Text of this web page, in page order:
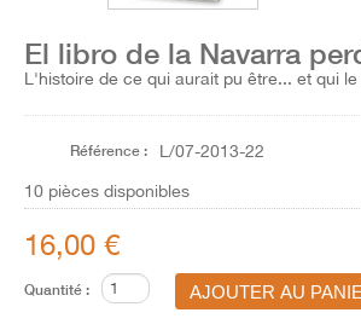
El libro de la Navarra
L'histoire de ce qui aurait pu être... et qui
Référence : L/07-2013-22
10 pièces disponibles
16,00 €
Quantité :